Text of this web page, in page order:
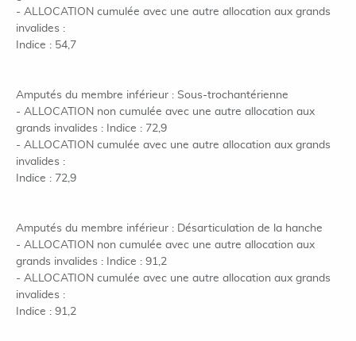
- ALLOCATION cumulée avec une autre allocation aux grands
invalides :
Indice : 54,7
Amputés du membre inférieur : Sous-trochantérienne
- ALLOCATION non cumulée avec une autre allocation aux
grands invalides : Indice : 72,9
- ALLOCATION cumulée avec une autre allocation aux grands
invalides :
Indice : 72,9
Amputés du membre inférieur : Désarticulation de la hanche
- ALLOCATION non cumulée avec une autre allocation aux
grands invalides : Indice : 91,2
- ALLOCATION cumulée avec une autre allocation aux grands
invalides :
Indice : 91,2